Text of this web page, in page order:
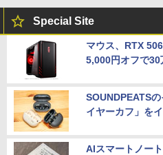
Special Site
マウス、RTX
5,000円オフで30
SOUNDPEATS
イヤーカフ」を
AIスマートノー